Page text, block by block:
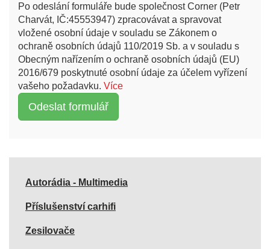
Po odeslání formuláře bude společnost Corner (Petr
Charvát, IČ:45553947) zpracovávat a spravovat
vložené osobní údaje v souladu se Zákonem o
ochraně osobních údajů 110/2019 Sb. a v souladu s
Obecným nařízením o ochraně osobních údajů (EU)
2016/679 poskytnuté osobní údaje za účelem vyřízení
vašeho požadavku. Více
Autorádia - Multimedia
Příslušenství carhifi
Zesilovače